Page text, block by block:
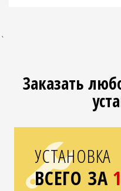
`
Заказать
УСТАНОВКА
ВСЕГО ЗА